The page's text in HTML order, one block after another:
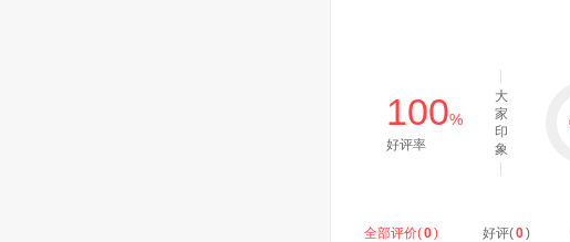
100%
好评率
大
家
印
象
全部评价(0) 好评(0)